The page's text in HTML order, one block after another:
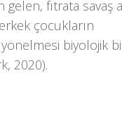
fıtrata savaş
çocukların
yönelmesi biyolojik
2020).